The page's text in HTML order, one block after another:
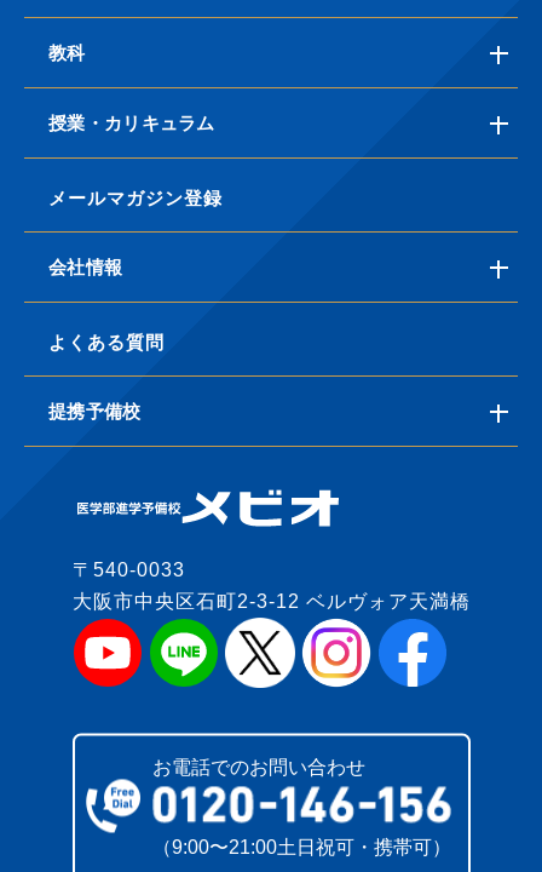
教科
授業・カリキュラム
メールマガジン登録
会社情報
よくある質問
提携予備校
〒540-0033
大阪市中央区石町2-3-12 ベルヴォア天満橋
お電話でのお問い合わせ
（9:00〜21:00土日祝可・携帯可）